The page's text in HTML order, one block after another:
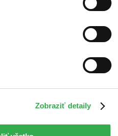
Zobraziť detaily